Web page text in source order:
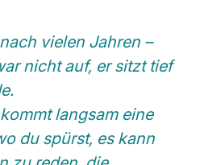
vielen Jahren –
nicht auf, er sitzt tief
langsam eine
du spürst, es kann